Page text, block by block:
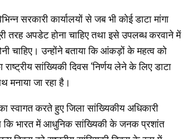
सरकारी कार्यालयों से जब भी कोई डाटा मांगा
तरह अपडेट होना चाहिए तथा इसे उपलब्ध करवाने में
चाहिए। उन्होंने बताया कि आंकड़ों के महत्व को
सांख्यिकी दिवस ‘निर्णय लेने के लिए डाटा
मनाया जा रहा है।
स्वागत करते हुए जिला सांख्यिकीय अधिकारी
कि भारत में आधुनिक सांख्यिकी के जनक प्रशांत